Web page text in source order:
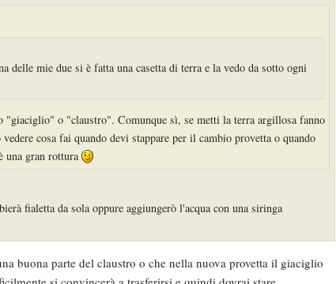
delle mie due si è fatta una casetta di terra e la vedo da sotto ogni
o "claustro". Comunque sì, se metti la terra argillosa fanno
cosa fai quando devi stappare per il cambio provetta o quando
una gran rottura
fialetta da sola oppure aggiungerò l'acqua con una siringa
buona parte del claustro o che nella nuova provetta il giaciglio